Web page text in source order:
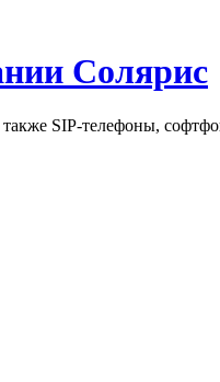
Солярис
SIP-телефоны,